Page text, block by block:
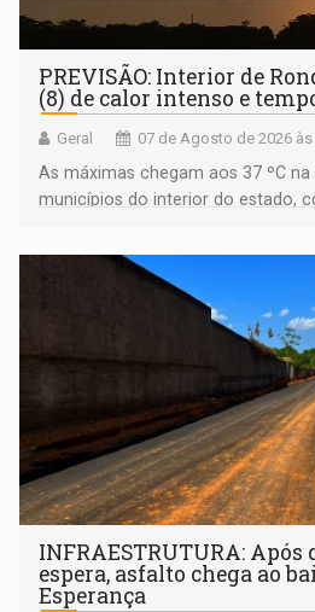
PREVISÃO: Interior de
(8) de calor intenso e
Geral 07 de Agosto de 2026 às
As máximas chegam aos 37 ºC
municípios do interior do estado,
INFRAESTRUTURA: Após
espera, asfalto chega ao
Esperança